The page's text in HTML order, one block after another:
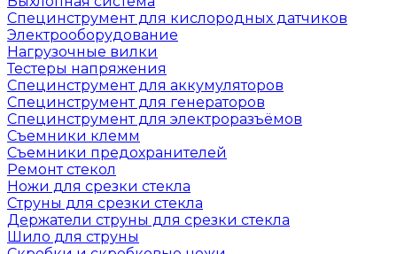
Специнструмент для кислородных датчиков
Электрооборудование
Нагрузочные вилки
Тестеры напряжения
Специнструмент для аккумуляторов
Специнструмент для генераторов
Специнструмент для электроразъёмов
Съемники клемм
Съемники предохранителей
Ремонт стекол
Ножи для срезки стекла
Струны для срезки стекла
Держатели струны для срезки стекла
Шило для струны